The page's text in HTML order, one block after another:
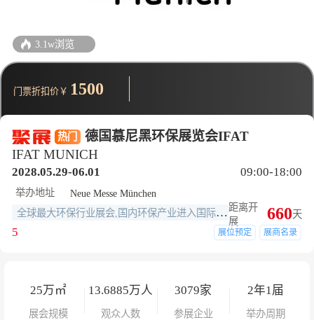
热门
德国慕尼黑环保展览会IFAT
IFAT MUNICH
2028.05.29-06.01 09:00-18:00
举办地址 Neue Messe München
全球最大环保行业展会,国内环保产业进入国际市场的重要窗口 距离开
展
660天
5 展位预定 展商名录
25万㎡
展会规模
13.6885万人
观众人数
3079家
参展企业
2年1届
举办周期
3.1w浏览
门票折扣价￥ 1500